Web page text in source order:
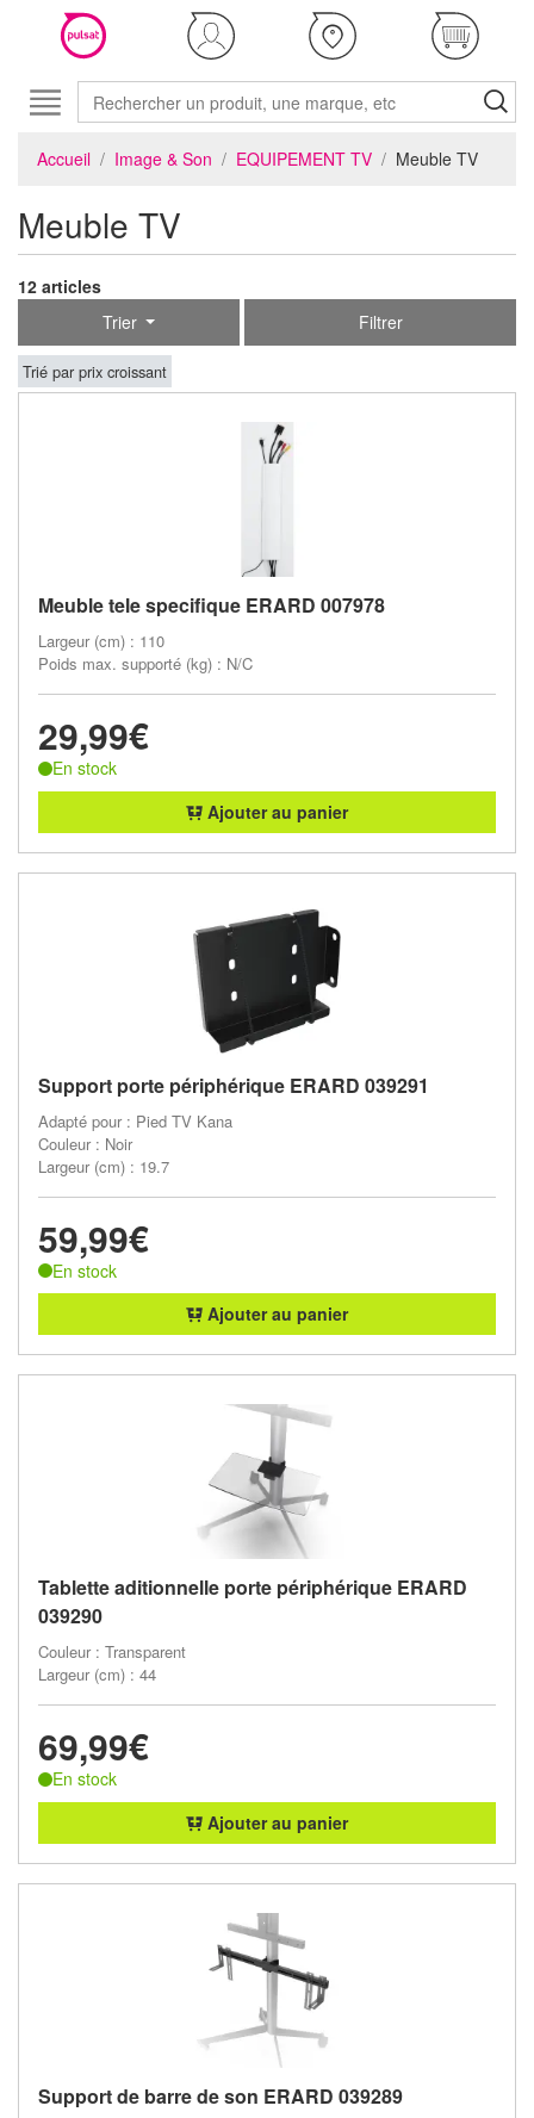
Accueil Image & Son EQUIPEMENT TV Meuble TV
Meuble TV
12 articles
Trier
Filtrer
Trié par prix croissant
Meuble tele specifique ERARD 007978
Largeur (cm) : 110
Poids max. supporté (kg) : N/C
29,99€
En stock
Ajouter au panier
Support porte périphérique ERARD 039291
Adapté pour : Pied TV Kana
Couleur : Noir
Largeur (cm) : 19.7
59,99€
En stock
Ajouter au panier
Tablette aditionnelle porte périphérique ERARD
039290
Couleur : Transparent
Largeur (cm) : 44
69,99€
En stock
Ajouter au panier
Support de barre de son ERARD 039289